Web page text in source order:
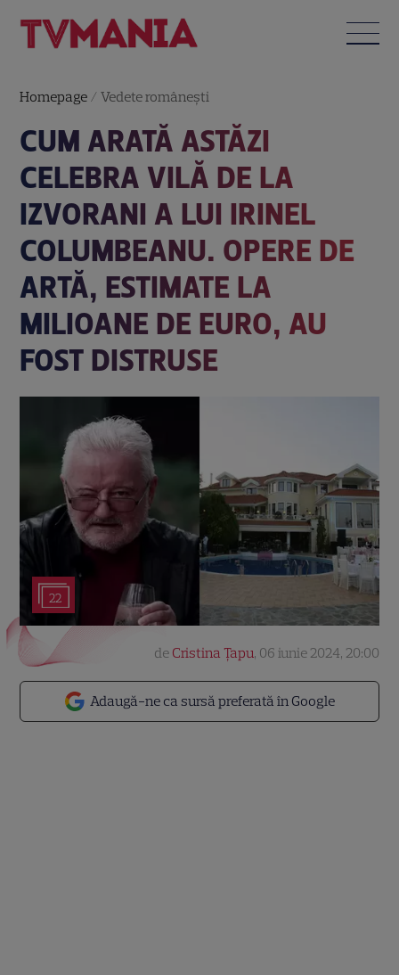
Homepage /Vedete româneşti
CUM ARATĂ ASTĂZI
CELEBRA VILĂ DE LA
IZVORANI A LUI IRINEL
COLUMBEANU. OPERE DE
ARTĂ, ESTIMATE LA
MILIOANE DE EURO, AU
FOST DISTRUSE
22
Adaugă-ne ca sursă preferată în Google
de Cristina Țapu, 06 iunie 2024, 20:00